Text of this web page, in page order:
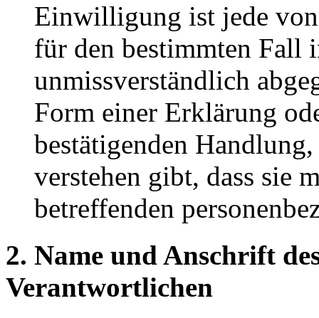
Einwilligung ist jede
für den bestimmten Fall
unmissverständlich
Form einer Erklärung
bestätigenden
verstehen gibt, dass sie
betreffenden
2. Name und Anschrift
Verantwortlichen